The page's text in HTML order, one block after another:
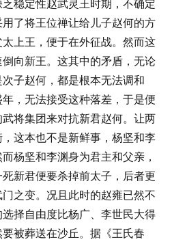
稳定性赵武灵王时期，不确定
了将王位禅让给儿子赵何的方
上王，便于在外征战。然而这
向新王。这其中的矛盾，无论
子赵何，都是根本无法调和
，无法接受这种落差，于是便
将集团来对抗新君赵何。让两
这本也不是新鲜事，杨坚和李
杨坚和李渊身为君主和父亲，
新君便要杀掉前太子，后者更
之变。况且此时的赵雍已然不
择自由度比杨广、李世民大得
被葬送在沙丘。据《王氏春